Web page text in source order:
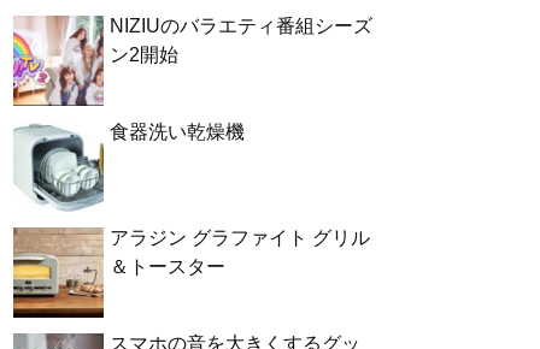
NIZIUのバラエティ番組シーズ
ン2開始
食器洗い乾燥機
アラジン グラファイト グリル
＆トースター
スマホの音を大きくするグッ